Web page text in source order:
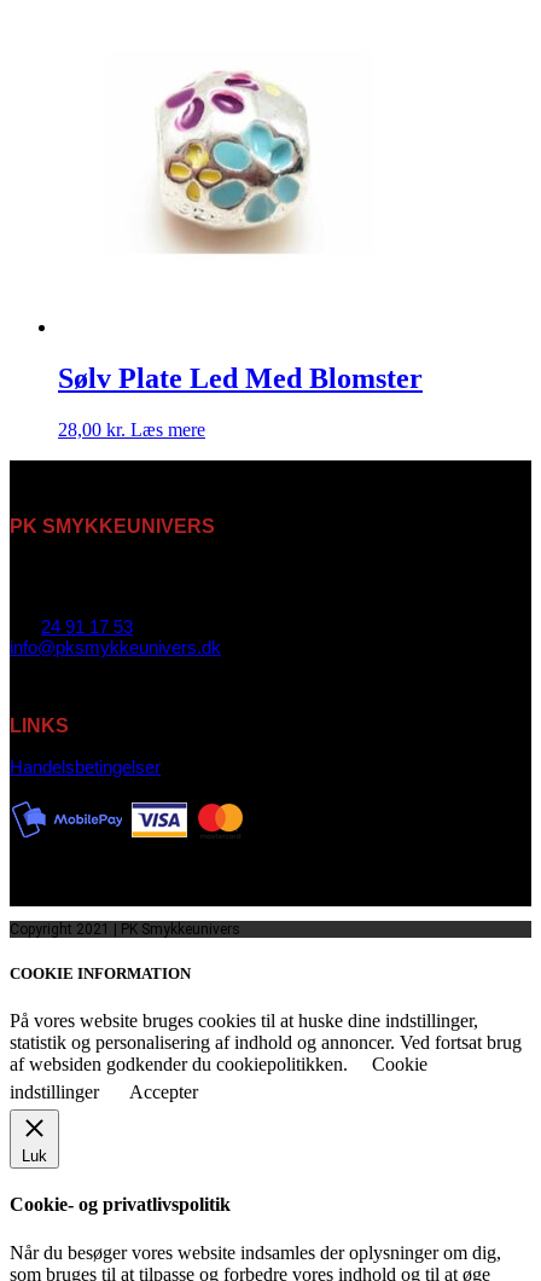
Sølv Plate Led Med Blomster
28,00 kr. Læs mere
PK SMYKKEUNIVERS
24 91 17 53
info@pksmykkeunivers.dk
LINKS
Handelsbetingelser
Copyright 2021 | PK Smykkeunivers
COOKIE INFORMATION
På vores website bruges cookies til at huske dine indstillinger,
statistik og personalisering af indhold og annoncer. Ved fortsat brug
af websiden godkender du cookiepolitikken.
Cookie
indstillinger
Accepter
Luk
Cookie- og privatlivspolitik
Når du besøger vores website indsamles der oplysninger om dig,
som bruges til at tilpasse og forbedre vores indhold og til at øge